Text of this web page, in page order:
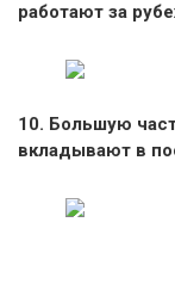
работают за
10. Большую
вкладывают в